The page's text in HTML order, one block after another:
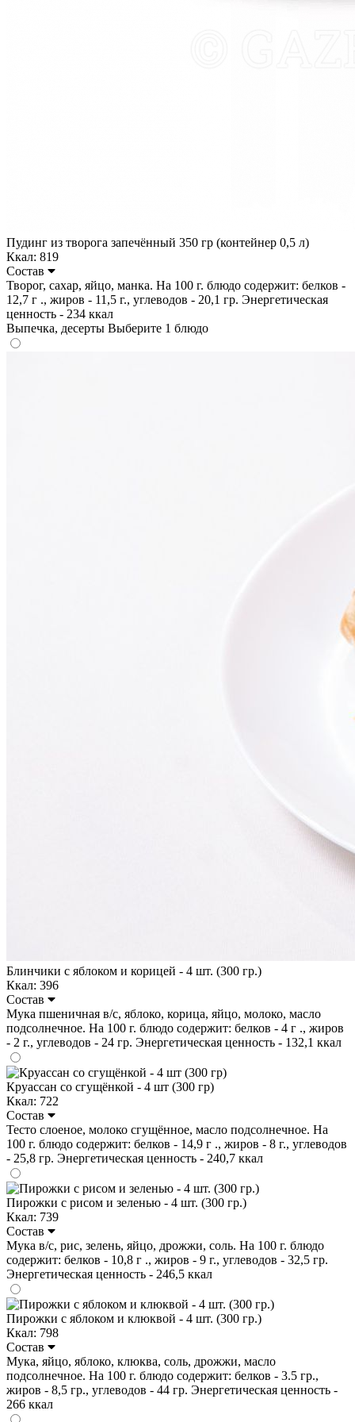
Пудинг из творога запечённый 350 гр (контейнер 0,5 л)
Ккал: 819
Состав
Творог, сахар, яйцо, манка. На 100 г. блюдо содержит: белков -
12,7 г ., жиров - 11,5 г., углеводов - 20,1 гр. Энергетическая
ценность - 234 ккал
Выпечка, десерты Выберите 1 блюдо
Блинчики с яблоком и корицей - 4 шт. (300 гр.)
Ккал: 396
Состав
Мука пшеничная в/с, яблоко, корица, яйцо, молоко, масло
подсолнечное. На 100 г. блюдо содержит: белков - 4 г ., жиров
- 2 г., углеводов - 24 гр. Энергетическая ценность - 132,1 ккал
Круассан со сгущёнкой - 4 шт (300 гр)
Ккал: 722
Состав
Тесто слоеное, молоко сгущённое, масло подсолнечное. На
100 г. блюдо содержит: белков - 14,9 г ., жиров - 8 г., углеводов
- 25,8 гр. Энергетическая ценность - 240,7 ккал
Пирожки с рисом и зеленью - 4 шт. (300 гр.)
Ккал: 739
Состав
Мука в/с, рис, зелень, яйцо, дрожжи, соль. На 100 г. блюдо
содержит: белков - 10,8 г ., жиров - 9 г., углеводов - 32,5 гр.
Энергетическая ценность - 246,5 ккал
Пирожки с яблоком и клюквой - 4 шт. (300 гр.)
Ккал: 798
Состав
Мука, яйцо, яблоко, клюква, соль, дрожжи, масло
подсолнечное. На 100 г. блюдо содержит: белков - 3.5 гр.,
жиров - 8,5 гр., углеводов - 44 гр. Энергетическая ценность -
266 ккал